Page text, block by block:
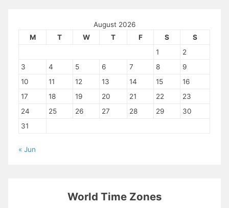
August 2026
M
T W T F S
S
1
2
3
4 5 6 7 8
9
10
11 12 13 14 15
16
17
18 19 20 21 22
23
24
25 26 27 28 29
30
31
« Jun
World Time Zones